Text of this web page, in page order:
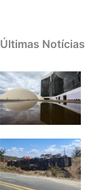
Últimas Notícias